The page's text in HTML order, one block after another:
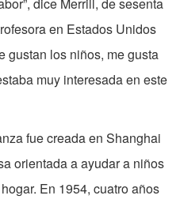
en Estados Unidos
gustan los niños, me gusta
muy interesada en este
fue creada en Shanghai
orientada a ayudar a niños
En 1954, cuatro años